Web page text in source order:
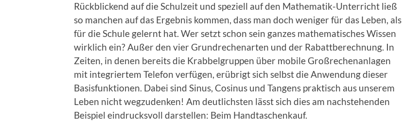
Rückblickend auf die Schulzeit und speziell auf den Mathematik-Unterricht ließ
so manchen auf das Ergebnis kommen, dass man doch weniger für das Leben, als
für die Schule gelernt hat. Wer setzt schon sein ganzes mathematisches Wissen
wirklich ein? Außer den vier Grundrechenarten und der Rabattberechnung. In
Zeiten, in denen bereits die Krabbelgruppen über mobile Großrechenanlagen
mit integriertem Telefon verfügen, erübrigt sich selbst die Anwendung dieser
Basisfunktionen. Dabei sind Sinus, Cosinus und Tangens praktisch aus unserem
Leben nicht wegzudenken! Am deutlichsten lässt sich dies am nachstehenden
Beispiel eindrucksvoll darstellen: Beim Handtaschenkauf.